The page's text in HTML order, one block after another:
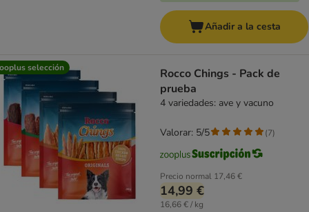
Añadir a la cesta
selección
Rocco Chings - Pack de
prueba
4 variedades: ave y vacuno
Precio normal 17,46 €
14,99 €
16,66 € / kg
Valorar: 5/5 (7)